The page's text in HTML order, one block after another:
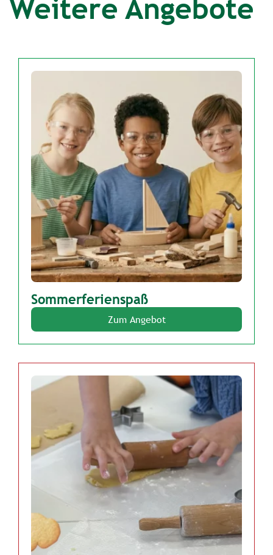
Weitere Angebote
Sommerferienspaß
Zum Angebot